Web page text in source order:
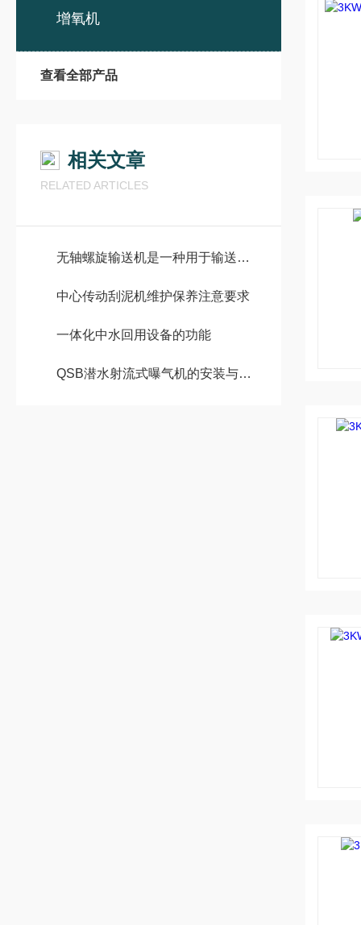
增氧机
查看全部产品
相关文章
RELATED ARTICLES
无轴螺旋输送机是一种用于输送固体物料的机械设备
中心传动刮泥机维护保养注意要求
一体化中水回用设备的功能
QSB潜水射流式曝气机的安装与调试